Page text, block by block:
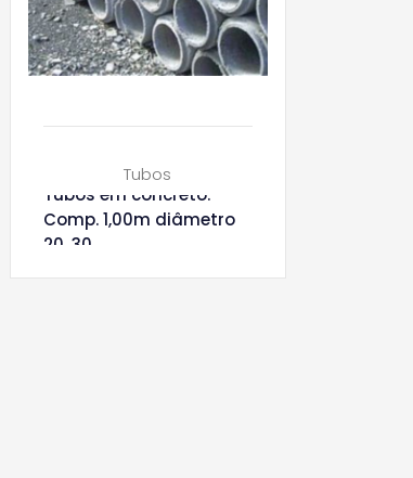
Tubos
Tubos em concreto.
Comp. 1,00m diâmetro
20, 30,